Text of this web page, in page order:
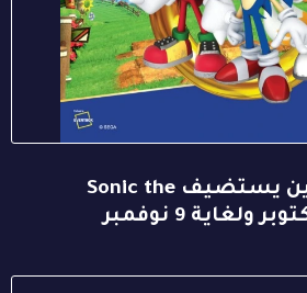
سيتي سنتر البحرين يستضيف Sonic the